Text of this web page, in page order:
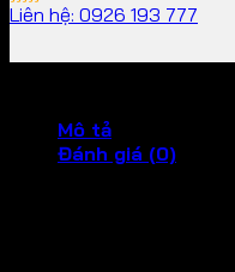
Liên hệ: 0926 193 777
Mô tả
Đánh giá (0)